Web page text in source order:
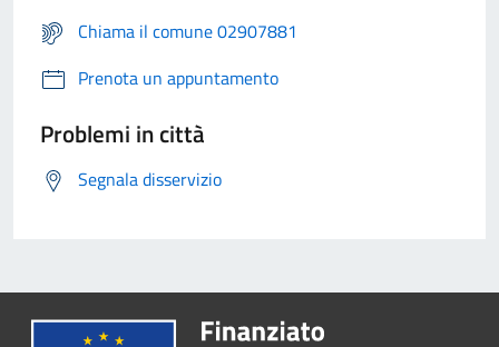
Chiama il comune 02907881
Prenota un appuntamento
Problemi in città
Segnala disservizio